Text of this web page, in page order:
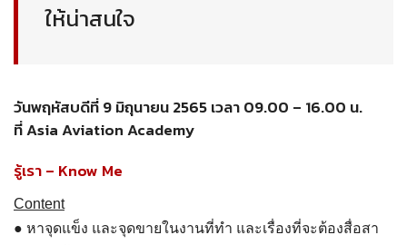
ให้น่าสนใจ
วันพฤหัสบดีที่ 9 มิถุนายน 2565 เวลา 09.00 – 16.00 น.
ที่ Asia Aviation Academy
รู้เรา – Know Me
Content
● หาจุดแข็ง และจุดขายในงานที่ทำ และเรื่องที่จะต้องสื่อสา